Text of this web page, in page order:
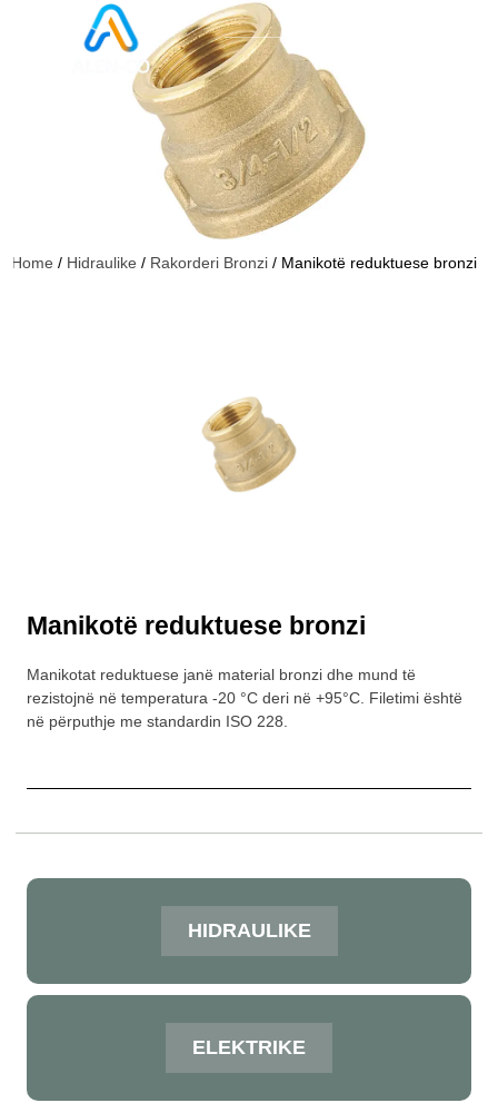
Home / Hidraulike / Rakorderi Bronzi / Manikotë reduktuese bronzi
Manikotë reduktuese bronzi
Manikotat reduktuese janë material bronzi dhe mund të
rezistojnë në temperatura -20 °C deri në +95°C. Filetimi është
në përputhje me standardin ISO 228.
HIDRAULIKE
ELEKTRIKE